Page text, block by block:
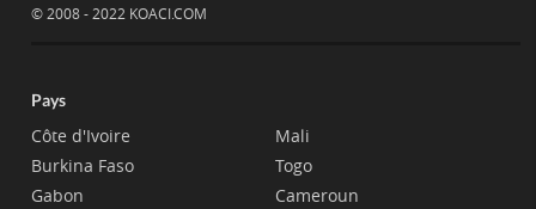
© 2008 - 2022 KOACI.COM
Pays
Côte d'Ivoire
Burkina Faso
Gabon
Mali
Togo
Cameroun